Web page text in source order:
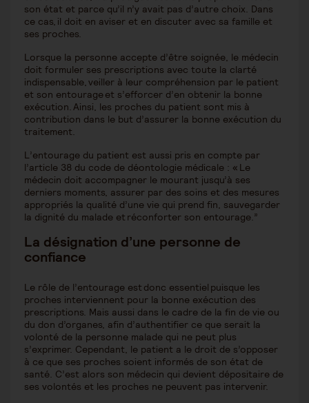
son état et parce qu’il n’y avait pas d’autre choix. Dans
ce cas, il doit en aviser et en discuter avec sa famille et
ses proches.
Lorsque la personne accepte d’être soignée, le médecin
doit formuler ses prescriptions avec toute la clarté
indispensable, veiller à leur compréhension par le patient
et son entourage et s’efforcer d’en obtenir la bonne
exécution. Ainsi, les proches du patient sont mis à
contribution dans le but d’assurer la bonne exécution du
traitement.
L’entourage du patient est aussi pris en compte par
l’article 38 du code de déontologie médicale : « Le
médecin doit accompagner le mourant jusqu’à ses
derniers moments, assurer par des soins et des mesures
appropriés la qualité d’une vie qui prend fin, sauvegarder
la dignité du malade et réconforter son entourage.”
La désignation d’une personne de
confiance
Le rôle de l’entourage est donc essentiel puisque les
proches interviennent pour la bonne exécution des
prescriptions. Mais aussi dans le cadre de la fin de vie ou
du don d’organes, afin d’authentifier ce que serait la
volonté de la personne malade qui ne peut plus
s’exprimer. Cependant, le patient a le droit de s’opposer
à ce que ses proches soient informés de son état de
santé. C’est alors son médecin qui devient dépositaire de
ses volontés et les proches ne peuvent pas intervenir.